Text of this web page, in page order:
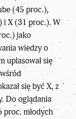
(45 proc.),
i X (31 proc.). W
jako
wiedzy o
uplasował się
się być X, z
Do oglądania
proc. młodych